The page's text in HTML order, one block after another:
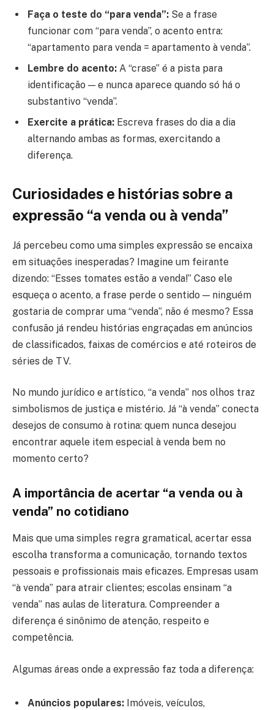
Faça o teste do “para venda”: Se a frase
funcionar com “para venda”, o acento entra:
“apartamento para venda = apartamento à venda”.
Lembre do acento: A “crase” é a pista para
identificação — e nunca aparece quando só há o
substantivo “venda”.
Exercite a prática: Escreva frases do dia a dia
alternando ambas as formas, exercitando a
diferença.
Curiosidades e histórias sobre a
expressão “a venda ou à venda”
Já percebeu como uma simples expressão se encaixa
em situações inesperadas? Imagine um feirante
dizendo: “Esses tomates estão a venda!” Caso ele
esqueça o acento, a frase perde o sentido — ninguém
gostaria de comprar uma “venda”, não é mesmo? Essa
confusão já rendeu histórias engraçadas em anúncios
de classificados, faixas de comércios e até roteiros de
séries de TV.
No mundo jurídico e artístico, “a venda” nos olhos traz
simbolismos de justiça e mistério. Já “à venda” conecta
desejos de consumo à rotina: quem nunca desejou
encontrar aquele item especial à venda bem no
momento certo?
A importância de acertar “a venda ou à
venda” no cotidiano
Mais que uma simples regra gramatical, acertar essa
escolha transforma a comunicação, tornando textos
pessoais e profissionais mais eficazes. Empresas usam
“à venda” para atrair clientes; escolas ensinam “a
venda” nas aulas de literatura. Compreender a
diferença é sinônimo de atenção, respeito e
competência.
Algumas áreas onde a expressão faz toda a diferença:
Anúncios populares: Imóveis, veículos,